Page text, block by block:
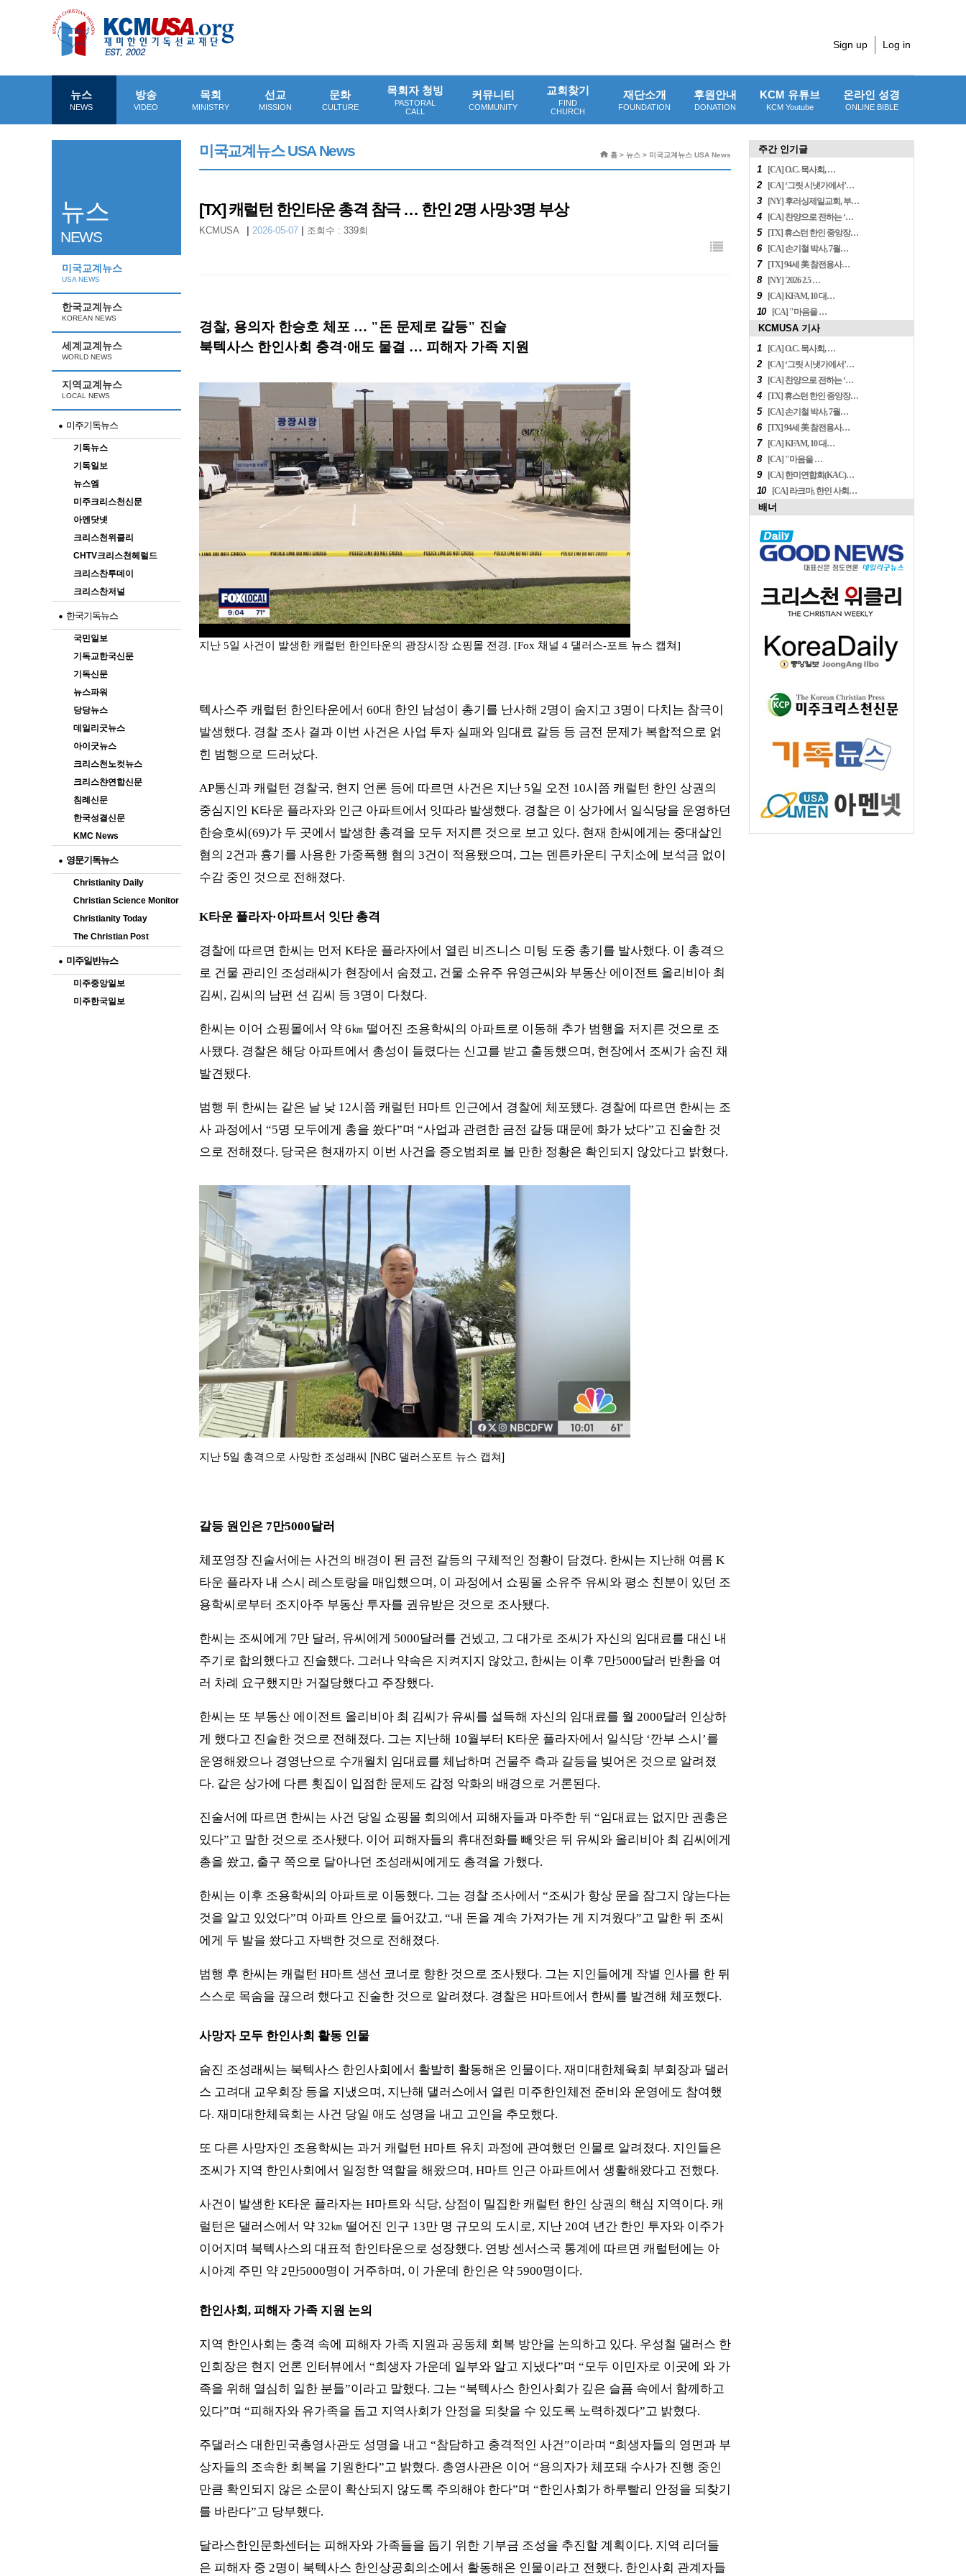
Sign up Log in
뉴스
NEWS
방송
VIDEO
목회
MINISTRY
선교
MISSION
문화
CULTURE
목회자 청빙
PASTORAL
CALL
커뮤니티
COMMUNITY
교회찾기
FIND
CHURCH
재단소개
FOUNDATION
후원안내
DONATION
KCM 유튜브
KCM Youtube
온라인 성경
ONLINE BIBLE
뉴스
NEWS
미국교계뉴스
USA NEWS
한국교계뉴스
KOREAN NEWS
세계교계뉴스
WORLD NEWS
지역교계뉴스
LOCAL NEWS
미주기독뉴스
기독뉴스
기독일보
뉴스엠
미주크리스천신문
아멘닷넷
크리스천위클리
CHTV크리스천헤럴드
크리스찬투데이
크리스찬저널
한국기독뉴스
국민일보
기독교한국신문
기독신문
뉴스파워
당당뉴스
데일리굿뉴스
아이굿뉴스
크리스천노컷뉴스
크리스챤연합신문
침례신문
한국성결신문
KMC News
영문기독뉴스
Christianity Daily
Christian Science Monitor
Christianity Today
The Christian Post
미주일반뉴스
미주중앙일보
미주한국일보
미국교계뉴스 USA News 홈 > 뉴스 > 미국교계뉴스 USA News
[TX] 캐럴턴 한인타운 총격 참극 … 한인 2명 사망·3명 부상
KCMUSA 2026-05-07 조회수 : 339회
경찰, 용의자 한승호 체포 … "돈 문제로 갈등" 진술
북텍사스 한인사회 충격·애도 물결 … 피해자 가족 지원
지난 5일 사건이 발생한 캐럴턴 한인타운의 광장시장 쇼핑몰 전경. [Fox 채널 4 댈러스-포트 뉴스 캡쳐]
텍사스주 캐럴턴 한인타운에서 60대 한인 남성이 총기를 난사해 2명이 숨지고 3명이 다치는 참극이
발생했다. 경찰 조사 결과 이번 사건은 사업 투자 실패와 임대료 갈등 등 금전 문제가 복합적으로 얽
힌 범행으로 드러났다.
AP통신과 캐럴턴 경찰국, 현지 언론 등에 따르면 사건은 지난 5일 오전 10시쯤 캐럴턴 한인 상권의
중심지인 K타운 플라자와 인근 아파트에서 잇따라 발생했다. 경찰은 이 상가에서 일식당을 운영하던
한승호씨(69)가 두 곳에서 발생한 총격을 모두 저지른 것으로 보고 있다. 현재 한씨에게는 중대살인
혐의 2건과 흉기를 사용한 가중폭행 혐의 3건이 적용됐으며, 그는 덴튼카운티 구치소에 보석금 없이
수감 중인 것으로 전해졌다.
K타운 플라자·아파트서 잇단 총격
경찰에 따르면 한씨는 먼저 K타운 플라자에서 열린 비즈니스 미팅 도중 총기를 발사했다. 이 총격으
로 건물 관리인 조성래씨가 현장에서 숨졌고, 건물 소유주 유영근씨와 부동산 에이전트 올리비아 최
김씨, 김씨의 남편 션 김씨 등 3명이 다쳤다.
한씨는 이어 쇼핑몰에서 약 6㎞ 떨어진 조용학씨의 아파트로 이동해 추가 범행을 저지른 것으로 조
사됐다. 경찰은 해당 아파트에서 총성이 들렸다는 신고를 받고 출동했으며, 현장에서 조씨가 숨진 채
발견됐다.
범행 뒤 한씨는 같은 날 낮 12시쯤 캐럴턴 H마트 인근에서 경찰에 체포됐다. 경찰에 따르면 한씨는 조
사 과정에서 “5명 모두에게 총을 쐈다”며 “사업과 관련한 금전 갈등 때문에 화가 났다”고 진술한 것
으로 전해졌다. 당국은 현재까지 이번 사건을 증오범죄로 볼 만한 정황은 확인되지 않았다고 밝혔다.
지난 5일 총격으로 사망한 조성래씨 [NBC 댈러스포트 뉴스 캡쳐]
갈등 원인은 7만5000달러
체포영장 진술서에는 사건의 배경이 된 금전 갈등의 구체적인 정황이 담겼다. 한씨는 지난해 여름 K
타운 플라자 내 스시 레스토랑을 매입했으며, 이 과정에서 쇼핑몰 소유주 유씨와 평소 친분이 있던 조
용학씨로부터 조지아주 부동산 투자를 권유받은 것으로 조사됐다.
한씨는 조씨에게 7만 달러, 유씨에게 5000달러를 건넸고, 그 대가로 조씨가 자신의 임대료를 대신 내
주기로 합의했다고 진술했다. 그러나 약속은 지켜지지 않았고, 한씨는 이후 7만5000달러 반환을 여
러 차례 요구했지만 거절당했다고 주장했다.
한씨는 또 부동산 에이전트 올리비아 최 김씨가 유씨를 설득해 자신의 임대료를 월 2000달러 인상하
게 했다고 진술한 것으로 전해졌다. 그는 지난해 10월부터 K타운 플라자에서 일식당 ‘깐부 스시’를
운영해왔으나 경영난으로 수개월치 임대료를 체납하며 건물주 측과 갈등을 빚어온 것으로 알려졌
다. 같은 상가에 다른 횟집이 입점한 문제도 감정 악화의 배경으로 거론된다.
진술서에 따르면 한씨는 사건 당일 쇼핑몰 회의에서 피해자들과 마주한 뒤 “임대료는 없지만 권총은
있다”고 말한 것으로 조사됐다. 이어 피해자들의 휴대전화를 빼앗은 뒤 유씨와 올리비아 최 김씨에게
총을 쐈고, 출구 쪽으로 달아나던 조성래씨에게도 총격을 가했다.
한씨는 이후 조용학씨의 아파트로 이동했다. 그는 경찰 조사에서 “조씨가 항상 문을 잠그지 않는다는
것을 알고 있었다”며 아파트 안으로 들어갔고, “내 돈을 계속 가져가는 게 지겨웠다”고 말한 뒤 조씨
에게 두 발을 쐈다고 자백한 것으로 전해졌다.
범행 후 한씨는 캐럴턴 H마트 생선 코너로 향한 것으로 조사됐다. 그는 지인들에게 작별 인사를 한 뒤
스스로 목숨을 끊으려 했다고 진술한 것으로 알려졌다. 경찰은 H마트에서 한씨를 발견해 체포했다.
사망자 모두 한인사회 활동 인물
숨진 조성래씨는 북텍사스 한인사회에서 활발히 활동해온 인물이다. 재미대한체육회 부회장과 댈러
스 고려대 교우회장 등을 지냈으며, 지난해 댈러스에서 열린 미주한인체전 준비와 운영에도 참여했
다. 재미대한체육회는 사건 당일 애도 성명을 내고 고인을 추모했다.
또 다른 사망자인 조용학씨는 과거 캐럴턴 H마트 유치 과정에 관여했던 인물로 알려졌다. 지인들은
조씨가 지역 한인사회에서 일정한 역할을 해왔으며, H마트 인근 아파트에서 생활해왔다고 전했다.
사건이 발생한 K타운 플라자는 H마트와 식당, 상점이 밀집한 캐럴턴 한인 상권의 핵심 지역이다. 캐
럴턴은 댈러스에서 약 32㎞ 떨어진 인구 13만 명 규모의 도시로, 지난 20여 년간 한인 투자와 이주가
이어지며 북텍사스의 대표적 한인타운으로 성장했다. 연방 센서스국 통계에 따르면 캐럴턴에는 아
시아계 주민 약 2만5000명이 거주하며, 이 가운데 한인은 약 5900명이다.
한인사회, 피해자 가족 지원 논의
지역 한인사회는 충격 속에 피해자 가족 지원과 공동체 회복 방안을 논의하고 있다. 우성철 댈러스 한
인회장은 현지 언론 인터뷰에서 “희생자 가운데 일부와 알고 지냈다”며 “모두 이민자로 이곳에 와 가
족을 위해 열심히 일한 분들”이라고 말했다. 그는 “북텍사스 한인사회가 깊은 슬픔 속에서 함께하고
있다”며 “피해자와 유가족을 돕고 지역사회가 안정을 되찾을 수 있도록 노력하겠다”고 밝혔다.
주댈러스 대한민국총영사관도 성명을 내고 “참담하고 충격적인 사건”이라며 “희생자들의 영면과 부
상자들의 조속한 회복을 기원한다”고 밝혔다. 총영사관은 이어 “용의자가 체포돼 수사가 진행 중인
만큼 확인되지 않은 소문이 확산되지 않도록 주의해야 한다”며 “한인사회가 하루빨리 안정을 되찾기
를 바란다”고 당부했다.
달라스한인문화센터는 피해자와 가족들을 돕기 위한 기부금 조성을 추진할 계획이다. 지역 리더들
은 피해자 중 2명이 북텍사스 한인상공회의소에서 활동해온 인물이라고 전했다. 한인사회 관계자들
주간 인기글
1
[CA] O.C. 목사회, …
2 [CA] ‘그릿 시냇가에서’…
3 [NY] 후러싱제일교회, 부…
4 [CA] 찬양으로 전하는 ‘…
5 [TX] 휴스턴 한인 중앙장…
6 [CA] 손기철 박사, 7월…
7 [TX] 94세 美 참전용사…
8 [NY] '2026 2.5 …
9 [CA] KFAM, 10 대…
10 [CA] "마음을 …
KCMUSA 기사
1
[CA] O.C. 목사회, …
2 [CA] ‘그릿 시냇가에서’…
3 [CA] 찬양으로 전하는 ‘…
4 [TX] 휴스턴 한인 중앙장…
5 [CA] 손기철 박사, 7월…
6 [TX] 94세 美 참전용사…
7 [CA] KFAM, 10 대…
8 [CA] "마음을 …
9 [CA] 한미연합회(KAC)…
10 [CA] 라크마, 한인 사회…
배너